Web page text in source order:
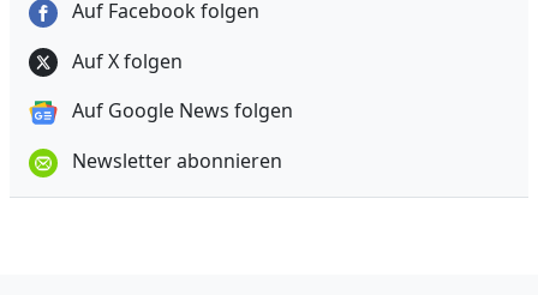
Auf Facebook folgen
Auf X folgen
Auf Google News folgen
Newsletter abonnieren